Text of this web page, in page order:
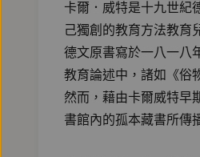
卡爾．威特是十九世紀
己獨創的教育方法教育
德文原書寫於一八一八
教育論述中，諸如《俗
然而，藉由卡爾威特早
書館內的孤本藏書所傳